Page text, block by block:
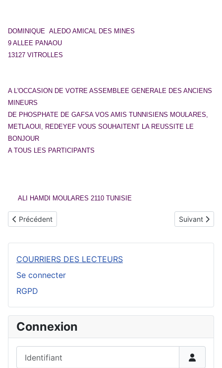
COURRIERS DES LECTEURS
Se connecter
RGPD
Connexion
DOMINIQUE ALEDO AMICAL DES MINES
9 ALLEE PANAOU
13127 VITROLLES
A L'OCCASION DE VOTRE ASSEMBLEE GENERALE DES ANCIENS
MINEURS
DE PHOSPHATE DE GAFSA VOS AMIS TUNNISIENS MOULARES,
METLAOUI, REDEYEF VOUS SOUHAITENT LA REUSSITE LE
BONJOUR
A TOUS LES PARTICIPANTS
ALI HAMDI MOULARES 2110 TUNISIE
Article précédent : Un message de Sœur Armelle adressé à la
Précédent Article
Suivant